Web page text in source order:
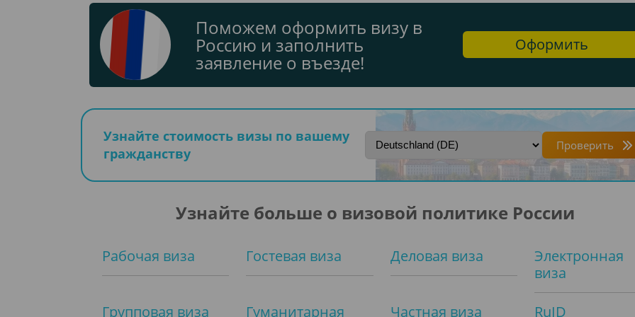
Поможем оформить визу в
Россию и заполнить
заявление о въезде!
Оформить
Узнайте стоимость визы по вашему
гражданству
Проверить
Узнайте больше о визовой политике России
Рабочая виза Гостевая виза Деловая виза
Электронная
виза
Групповая виза Гуманитарная Частная виза RuID